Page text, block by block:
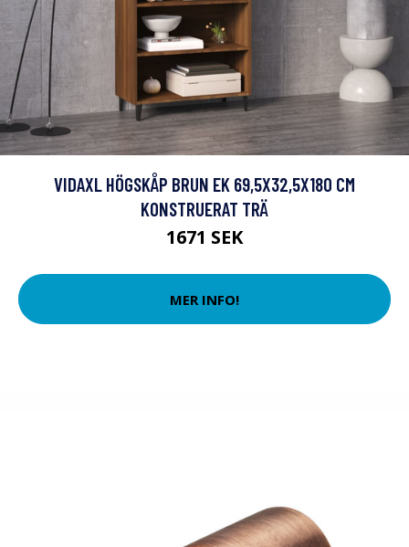
VIDAXL HÖGSKÅP BRUN EK 69,5X32,5X180 CM
KONSTRUERAT TRÄ
1671 SEK
MER INFO!